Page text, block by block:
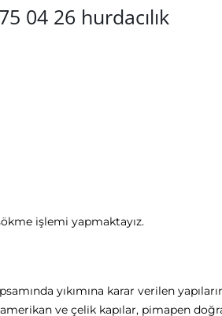
04 26 hurdacılık
işlemi yapmaktayız.
yıkımına karar verilen
ve çelik kapılar, pimapen